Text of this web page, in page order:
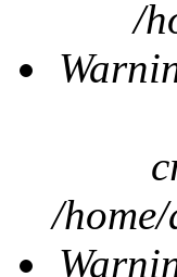
/
/